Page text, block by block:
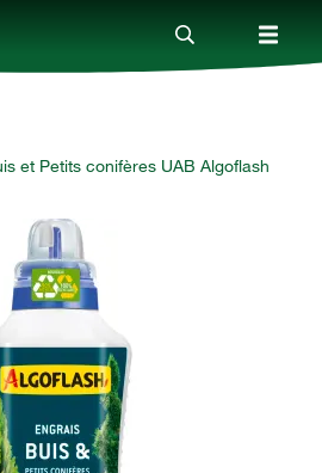
et Petits conifères UAB Algoflash